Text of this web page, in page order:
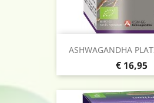
ASHWAGANDHA
Prijs
€ 16,95